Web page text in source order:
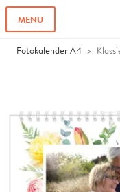
MENU
Fotokalender A4